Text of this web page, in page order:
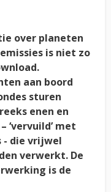
over planeten
is niet zo
aan boord
sturen
enen en
met
- die vrijwel
verwerkt. De
is de